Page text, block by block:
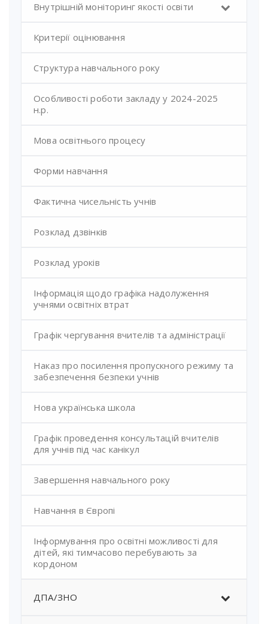
Внутрішній моніторинг якості освіти
Критерії оцінювання
Структура навчального року
Особливості роботи закладу у 2024-2025
н.р.
Мова освітнього процесу
Форми навчання
Фактична чисельність учнів
Розклад дзвінків
Розклад уроків
Інформація щодо графіка надолуження
учнями освітніх втрат
Графік чергування вчителів та адміністрації
Наказ про посилення пропускного режиму та
забезпечення безпеки учнів
Нова українська школа
Графік проведення консультацій вчителів
для учнів під час канікул
Завершення навчального року
Навчання в Європі
Інформування про освітні можливості для
дітей, які тимчасово перебувають за
кордоном
ДПА/ЗНО